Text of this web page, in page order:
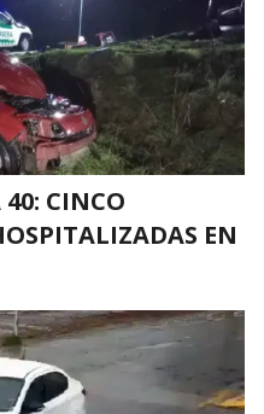
CINCO
EN